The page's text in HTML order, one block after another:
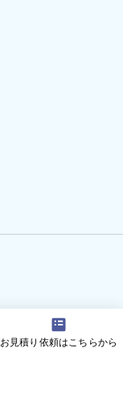
お見積り依頼はこちらから